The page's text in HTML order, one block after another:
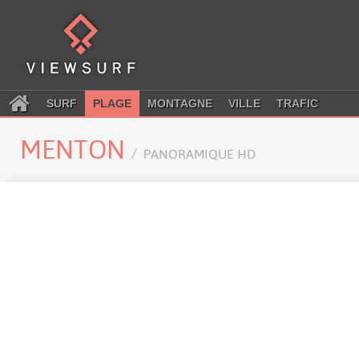
SURF PLAGE MONTAGNE VILLE TRAFIC
MENTON PANORAMIQUE HD